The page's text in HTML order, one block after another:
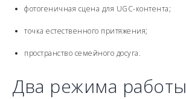
фотогеничная сцена для UGC-контента;
точка естественного притяжения;
пространство семейного досуга.
Два режима работы